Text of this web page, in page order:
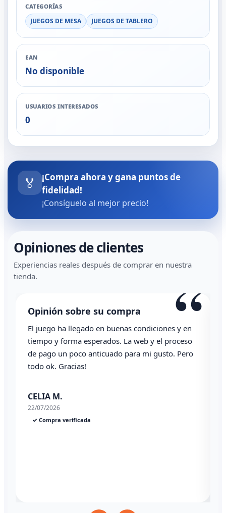
CATEGORÍAS
JUEGOS DE MESA JUEGOS DE TABLERO
EAN
No disponible
USUARIOS INTERESADOS
0
🏅
¡Compra ahora y gana puntos de
fidelidad!
¡Consíguelo al mejor precio!
Opiniones de clientes
Experiencias reales después de comprar en nuestra
tienda.
“
Opinión sobre su compra
El juego ha llegado en buenas condiciones y en
tiempo y forma esperados. La web y el proceso
de pago un poco anticuado para mi gusto. Pero
todo ok. Gracias!
CELIA M.
22/07/2026
✓ Compra verificada